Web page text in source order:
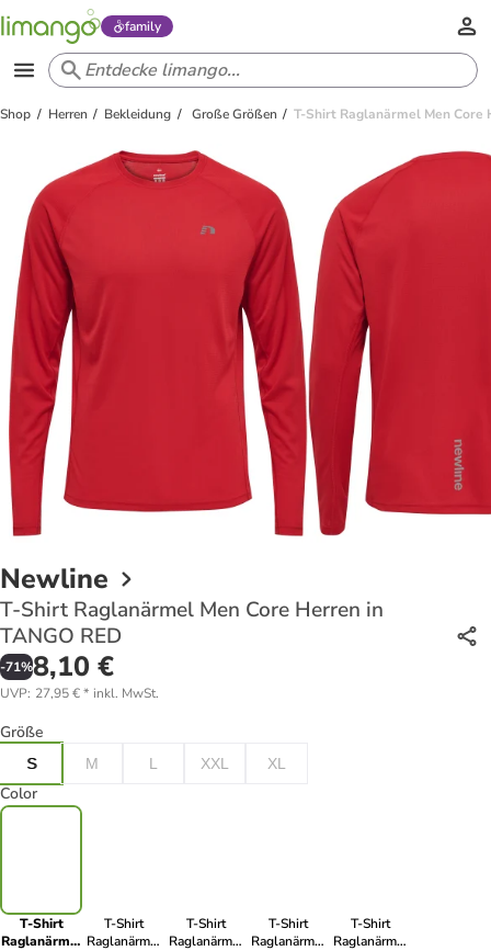
family
Shop Herren Bekleidung Große Größen T-Shirt Raglanärmel Men Core
Newline
T-Shirt Raglanärmel Men Core Herren in
TANGO RED
-71%8,10 €
UVP: 27,95 €* inkl. MwSt.
Größe
S M L XXL XL
Color
T-Shirt
Raglanärmel
T-Shirt
Raglanärmel
T-Shirt
Raglanärmel
T-Shirt
Raglanärmel
T-Shirt
Raglanärmel